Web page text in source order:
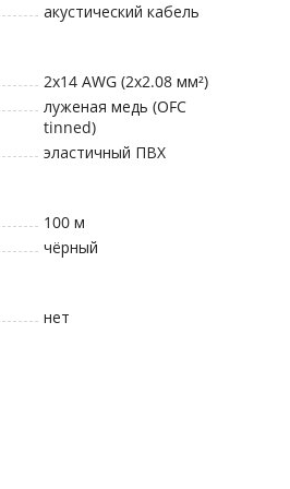
акустический кабель
2x14 AWG (2x2.08 мм²)
луженая медь (OFC
tinned)
эластичный ПВХ
100м
чёрный
нет